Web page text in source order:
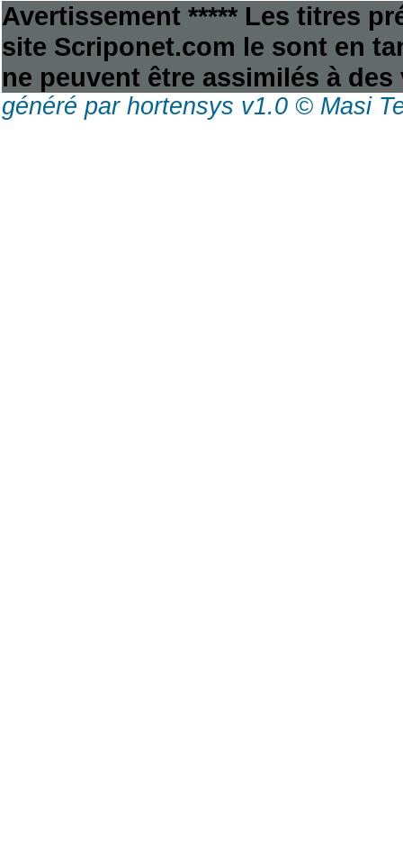
Avertissement ***** Les titres
site Scriponet.com le sont en
ne peuvent être assimilés à
généré par hortensys v1.0 © Masi